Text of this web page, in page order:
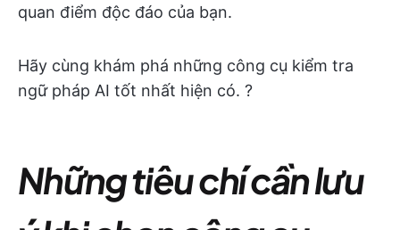
quan điểm độc đáo của bạn.
Hãy cùng khám phá những công cụ kiểm tra
ngữ pháp AI tốt nhất hiện có. ?
Những tiêu chí cần lưu